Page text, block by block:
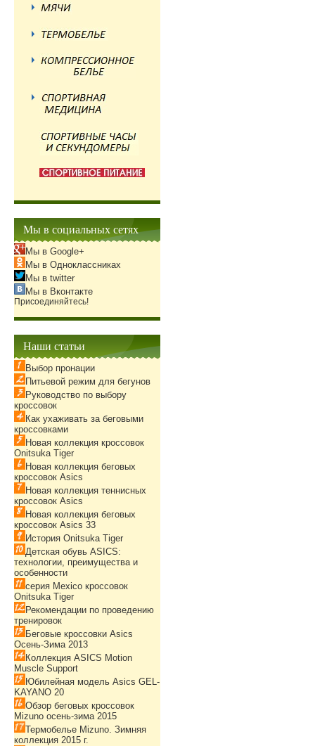
Мы в социальных сетях
Мы в Google+
Мы в Одноклассниках
Мы в twitter
Мы в Вконтакте
Присоединяйтесь!
Наши статьи
Выбор пронации
Питьевой режим для бегунов
Руководство по выбору
кроссовок
Как ухаживать за беговыми
кроссовками
Новая коллекция кроссовок
Onitsuka Tiger
Новая коллекция беговых
кроссовок Asics
Новая коллекция теннисных
кроссовок Asics
Новая коллекция беговых
кроссовок Asics 33
История Onitsuka Tiger
Детская обувь ASICS:
технологии, преимущества и
особенности
серия Mexico кроссовок
Onitsuka Tiger
Рекомендации по проведению
тренировок
Беговые кроссовки Asics
Осень-Зима 2013
Коллекция ASICS Motion
Muscle Support
Юбилейная модель Asics GEL-
KAYANO 20
Обзор беговых кроссовок
Mizuno осень-зима 2015
Термобелье Mizuno. Зимняя
коллекция 2015 г.